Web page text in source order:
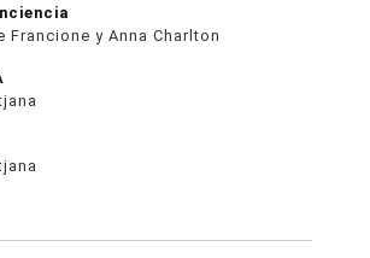
Francione y Anna Charlton